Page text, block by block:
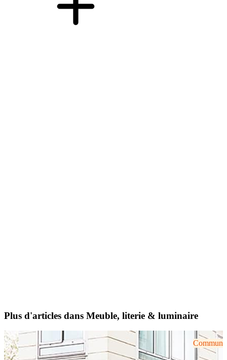
Plus d'articles dans Meuble, literie & luminaire